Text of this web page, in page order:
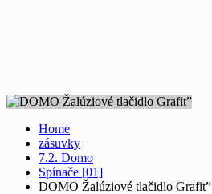
Home
zásuvky
7.2. Domo
Spínače [01]
DOMO Žalúziové tlačidlo Grafit”